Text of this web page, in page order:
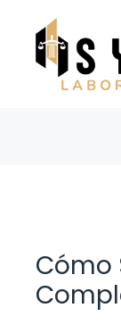
contenido
Cómo